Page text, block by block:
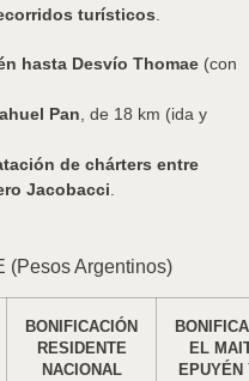
turísticos
hasta Desvío Thomae (con
Pan , de 18 km (ida y
de chárters entre
Jacobacci
(Pesos Argentinos)
BONIFICACIÓN
RESIDENTE
NACIONAL
EL
EPUYÉN